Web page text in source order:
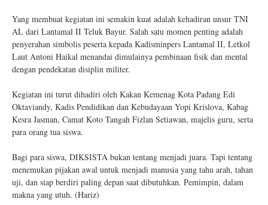
Yang membuat kegiatan ini semakin kuat adalah kehadiran unsur TNI
AL dari Lantamal II Teluk Bayur. Salah satu momen penting adalah
penyerahan simbolis peserta kepada Kadisminpers Lantamal II, Letkol
Laut Antoni Haikal menandai dimulainya pembinaan fisik dan mental
dengan pendekatan disiplin militer.
Kegiatan ini turut dihadiri oleh Kakan Kemenag Kota Padang Edi
Oktaviandy, Kadis Pendidikan dan Kebudayaan Yopi Krislova, Kabag
Kesra Jasman, Camat Koto Tangah Fizlan Setiawan, majelis guru, serta
para orang tua siswa.
Bagi para siswa, DIKSISTA bukan tentang menjadi juara. Tapi tentang
menemukan pijakan awal untuk menjadi manusia yang tahu arah, tahan
uji, dan siap berdiri paling depan saat dibutuhkan. Pemimpin, dalam
makna yang utuh. (Hariz)